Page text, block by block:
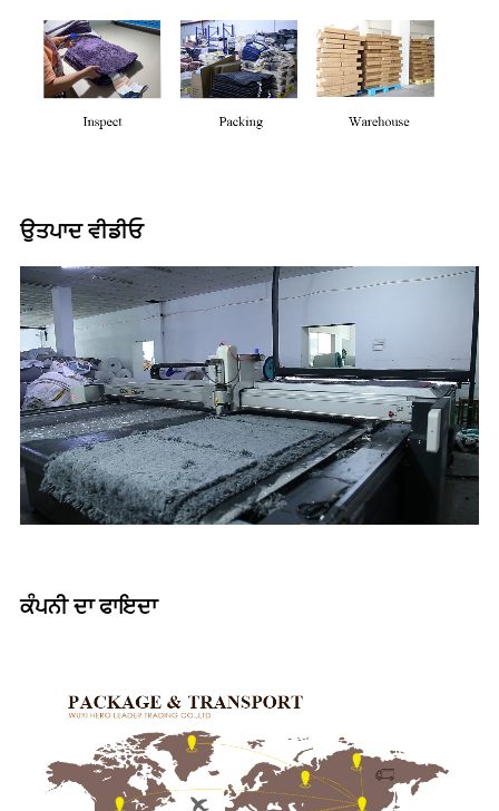
ਉਤਪਾਦ ਵੀਡੀਓ
ਕੰਪਨੀ ਦਾ ਫਾਇਦਾ